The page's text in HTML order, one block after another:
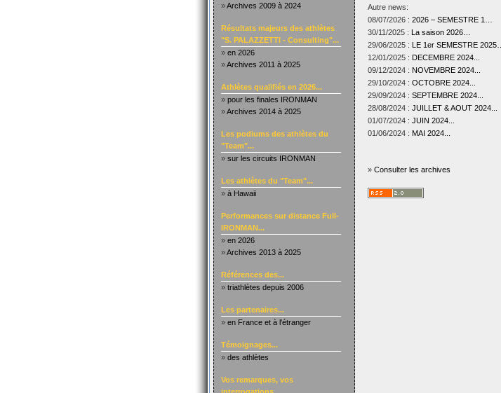
»Archives 2009 à 2024
Résultats majeurs des athlètes
"S. PALAZZETTI - Consulting"...
» en 2026
»Archives 2011 à 2025
Athlètes qualifiés en 2026...
» pour les finales IRONMAN
»Archives 2014 à 2025
Les podiums des athlètes du
"Team"...
» sur les circuits IRONMAN
Les athlètes du "Team"...
» à Hawaii
Performances sur distance Full-
IRONMAN...
» en 2026
»Archives 2013 à 2025
Références des...
» triathlètes depuis 2006
Les partenaires...
» en France et à l'étranger
Témoignages...
» des athlètes
Vos remarques, vos
Autre news:
08/07/2026 : 2026 – SEMESTRE 1…
30/11/2025 : La saison 2026…
29/06/2025 : LE 1er SEMESTRE 2025…
12/01/2025 : DECEMBRE 2024...
09/12/2024 : NOVEMBRE 2024...
29/10/2024 : OCTOBRE 2024...
29/09/2024 : SEPTEMBRE 2024...
28/08/2024 : JUILLET & AOUT 2024...
01/07/2024 : JUIN 2024...
01/06/2024 : MAI 2024...
» Consulter les archives